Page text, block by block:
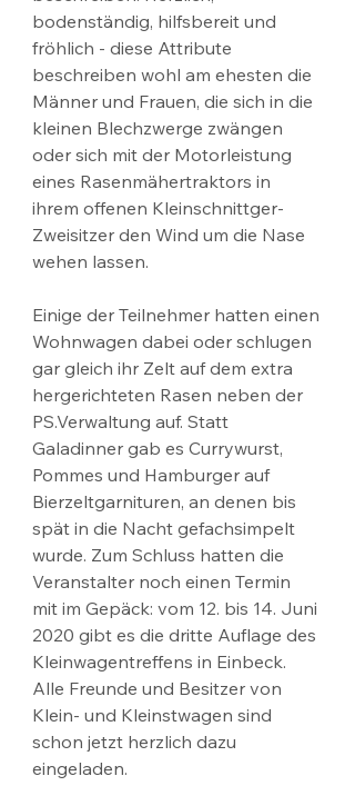
bodenständig, hilfsbereit und
fröhlich - diese Attribute
beschreiben wohl am ehesten die
Männer und Frauen, die sich in die
kleinen Blechzwerge zwängen
oder sich mit der Motorleistung
eines Rasenmähertraktors in
ihrem offenen Kleinschnittger-
Zweisitzer den Wind um die Nase
wehen lassen.
Einige der Teilnehmer hatten einen
Wohnwagen dabei oder schlugen
gar gleich ihr Zelt auf dem extra
hergerichteten Rasen neben der
PS.Verwaltung auf. Statt
Galadinner gab es Currywurst,
Pommes und Hamburger auf
Bierzeltgarnituren, an denen bis
spät in die Nacht gefachsimpelt
wurde. Zum Schluss hatten die
Veranstalter noch einen Termin
mit im Gepäck: vom 12. bis 14. Juni
2020 gibt es die dritte Auflage des
Kleinwagentreffens in Einbeck.
Alle Freunde und Besitzer von
Klein- und Kleinstwagen sind
schon jetzt herzlich dazu
eingeladen.